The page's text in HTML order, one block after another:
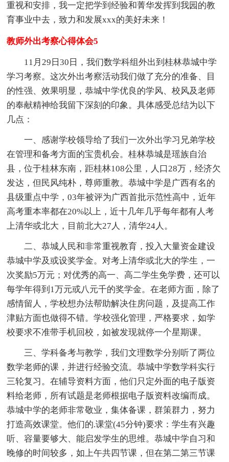
重视和安排，我一定把学到经验和菁华发挥到我园的教
育事业中去，致力和发展xxx的美好未来！
教师外出考察心得体会5
11月29日30日，我们数学科组外出到桂林恭城中学
学习考察。这次外出考察活动我们做了充分的准备、目
的性强、效果明显，恭城中学优良的学风、校风及老师
的奉献精神给我留下深刻的印象。具体感受总结为以下
几点：
一、感谢学校领导给了我们一次外出学习兄弟学校
在管理和备考方面的宝贵机会。桂林恭城是瑶族自治
县，位于桂林东南，距桂林108公里，人口28万，经济欠
发达，但民风纯朴，尊师重教。恭城中学是广西有名的
县级重点中学，03年被评为广西首批示范性高中，近年
高考重本率都在20%以上，近十几年几乎每年都有人考
上清华或北大，目前北大27人，清华24人。
二、恭城人民和非常重视教育，投入大量资金建设
恭城中学及或设奖学金。对考上清华或北大的学生，一
次奖励5万元；对优秀的高一、高二学生免学费，还可以
每学年得到1万元或八元千的奖学金。在老师方面，除了
感情留人，学校想办法帮助解决住房问题，及提高工作
津贴方面也做得不错。学校强化管理，严格要求，如学
校要求不准带手机回校，如被发现就停一个星期课。
三、学科备考与教学，我们文理数学分别听了两位
数学老师的课，并进行经验交流。恭城中学数学科实行
三轮复习。在辅导资料方面，他们只定外面的电子版资
料给老师，所有试题是老师根据电子版资料改编而成。
恭城中学的老师非常敬业，集体备课，群策群力，努力
打造高效课堂。他们的.课堂(45分钟)要求：学生有兴趣
听、容量要够大、能启发学生的思维。恭城中学自习和
晚修的时间较多，如上午共四节课，但在第二第三节课